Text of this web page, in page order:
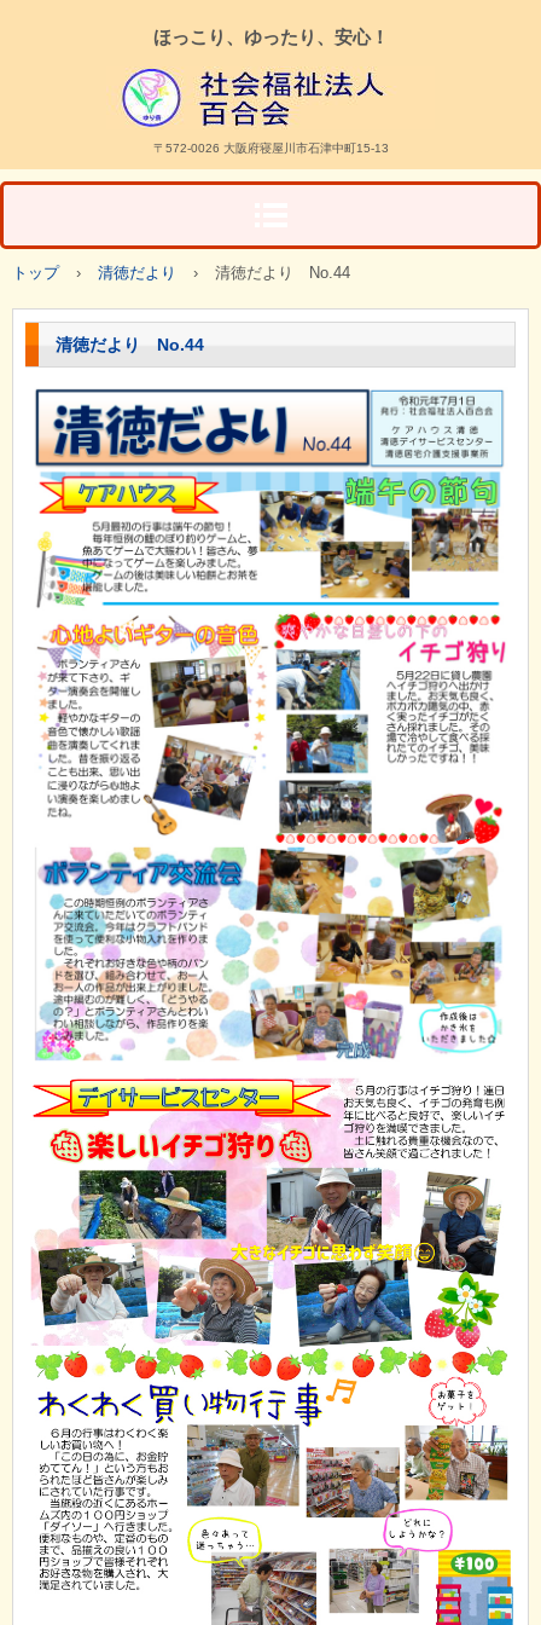
ほっこり、ゆったり、安心！
〒572-0026 大阪府寝屋川市石津中町15-13
トップ › 清徳だより › 清徳だより No.44
清徳だより No.44